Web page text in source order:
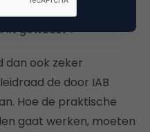
geweest”.
dan ook zeker
de door IAB
Hoe de praktische
gaat werken, moeten